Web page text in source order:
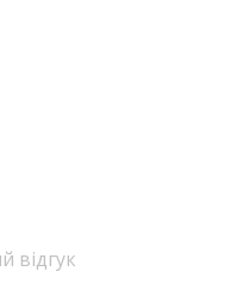
відгук